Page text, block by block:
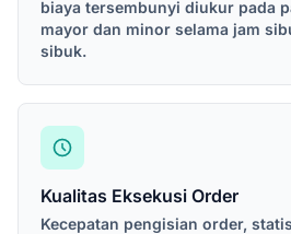
biaya tersembunyi diukur pada
mayor dan minor selama jam
sibuk.
Kualitas Eksekusi Order
Kecepatan pengisian order,